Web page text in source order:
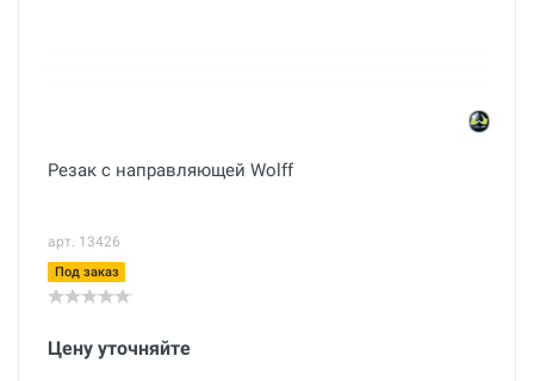
Резак с направляющей Wolff
арт. 13426
Под заказ
Цену уточняйте